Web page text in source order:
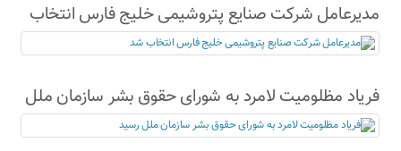
مدیرعامل شرکت صنایع پتروشیمی خلیج فارس انتخاب
شد
فریاد مظلومیت لامرد به شورای حقوق بشر سازمان ملل
رسید